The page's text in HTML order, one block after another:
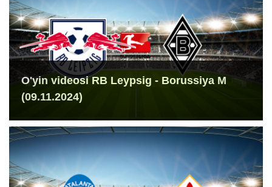
O'yin videosi RB Leypsig - Borussiya M
(09.11.2024)